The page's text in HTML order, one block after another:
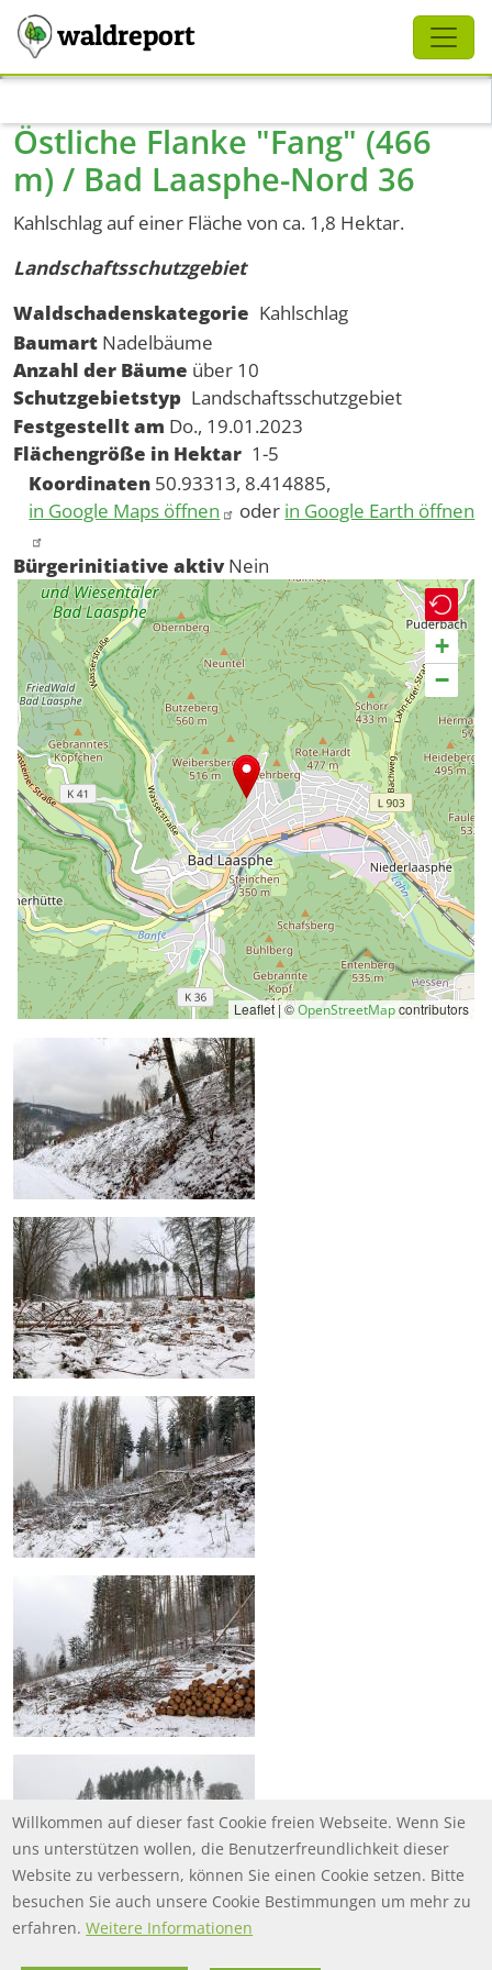
waldreport
Östliche Flanke "Fang" (466
m) / Bad Laasphe-Nord 36
Kahlschlag auf einer Fläche von ca. 1,8 Hektar.
Landschaftsschutzgebiet
Waldschadenskategorie Kahlschlag
Baumart Nadelbäume
Anzahl der Bäume über 10
Schutzgebietstyp Landschaftsschutzgebiet
Festgestellt am Do., 19.01.2023
Flächengröße in Hektar 1-5
Koordinaten 50.93313, 8.414885,
in Google Maps öffnen
oder in Google Earth öffnen
Bürgerinitiative aktiv Nein
+
−
Leaflet | ©OpenStreetMapcontributors
Schliessen
Willkommen auf dieser fast Cookie freien Webseite. Wenn Sie
uns unterstützen wollen, die Benutzerfreundlichkeit dieser
Website zu verbessern, können Sie einen Cookie setzen. Bitte
besuchen Sie auch unsere Cookie Bestimmungen um mehr zu
erfahren. Weitere Informationen